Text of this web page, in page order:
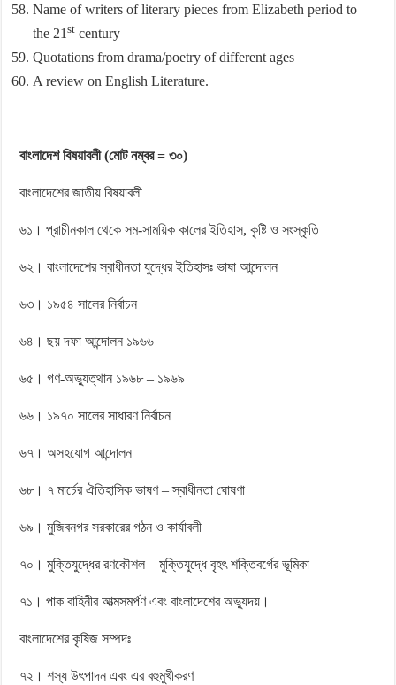
Name of writers of literary pieces from Elizabeth period to
the 21st century
Quotations from drama/poetry of different ages
A review on English Literature.
বাংলাদেশ বিষয়াবলী (মোট নম্বর = ৩০)
বাংলাদেশের জাতীয় বিষয়াবলী
৬১। প্রাচীনকাল থেকে সম-সাময়িক কালের ইতিহাস, কৃষ্টি ও সংস্কৃতি
৬২। বাংলাদেশের স্বাধীনতা যুদ্ধের ইতিহাসঃ ভাষা আন্দোলন
৬৩। ১৯৫৪ সালের নির্বাচন
৬৪। ছয় দফা আন্দোলন ১৯৬৬
৬৫। গণ-অভ্যুত্থান ১৯৬৮ – ১৯৬৯
৬৬। ১৯৭০ সালের সাধারণ নির্বাচন
৬৭। অসহযোগ আন্দোলন
৬৮। ৭ মার্চের ঐতিহাসিক ভাষণ – স্বাধীনতা ঘোষণা
৬৯। মুজিবনগর সরকারের গঠন ও কার্যাবলী
৭০। মুক্তিযুদ্ধের রণকৌশল – মুক্তিযুদ্ধে বৃহৎ শক্তিবর্গের ভূমিকা
৭১। পাক বাহিনীর আত্মসমর্পণ এবং বাংলাদেশের অভ্যুদয়।
বাংলাদেশের কৃষিজ সম্পদঃ
৭২। শস্য উৎপাদন এবং এর বহুমুখীকরণ